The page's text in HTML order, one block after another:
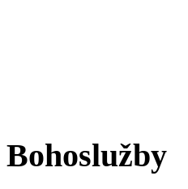
Bohoslužby